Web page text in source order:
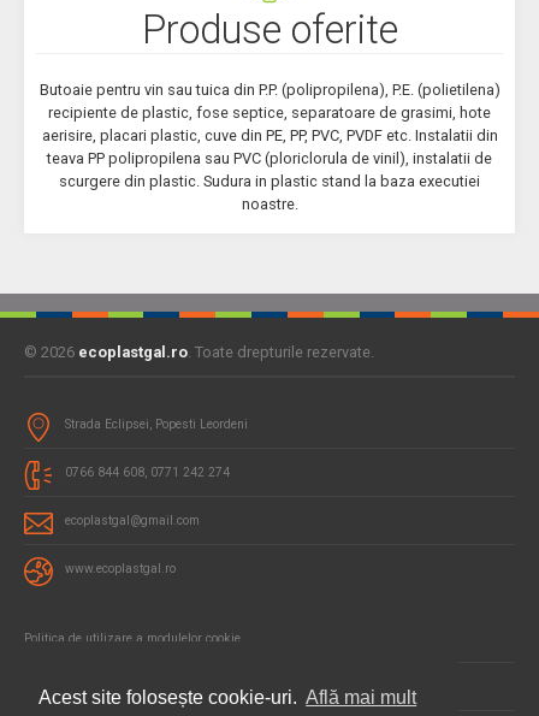
Acest site folosește cookie-uri. Află mai mult
Produse oferite
Butoaie pentru vin sau tuica din P.P. (polipropilena), P.E. (polietilena)
recipiente de plastic, fose septice, separatoare de grasimi, hote
aerisire, placari plastic, cuve din PE, PP, PVC, PVDF etc. Instalatii din
teava PP polipropilena sau PVC (ploriclorula de vinil), instalatii de
scurgere din plastic. Sudura in plastic stand la baza executiei
noastre.
© 2026 ecoplastgal.ro . Toate drepturile rezervate.
Strada Eclipsei, Popesti Leordeni
0766 844 608, 0771 242 274
ecoplastgal@gmail.com
www.ecoplastgal.ro
Politica de utilizare a modulelor cookie
Politica de confidentialitate si protectia datelor